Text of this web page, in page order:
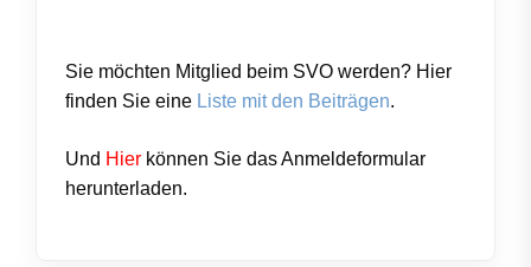
Sie möchten Mitglied beim SVO werden? Hier
finden Sie eine Liste mit den Beiträgen.
Und Hier können Sie dasAnmeldeformular
herunterladen.